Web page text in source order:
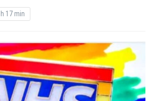
17 min